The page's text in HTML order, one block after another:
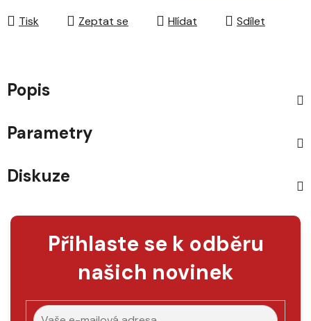
Tisk Zeptat se Hlídat Sdílet
Popis
Parametry
Diskuze
Přihlaste se k odběru
našich novinek